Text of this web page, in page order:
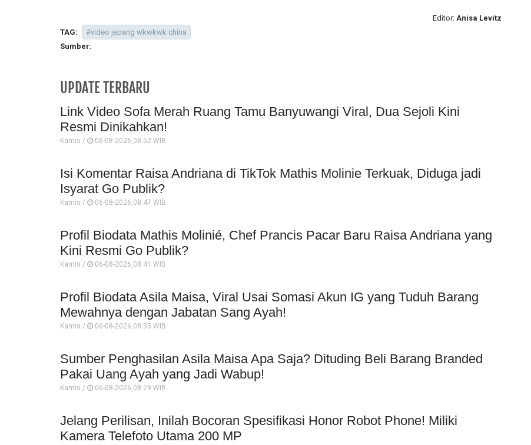
Editor: Anisa Levitz
TAG:
#video jepang wkwkwk china
Sumber:
UPDATE TERBARU
Link Video Sofa Merah Ruang Tamu Banyuwangi Viral, Dua Sejoli Kini
Resmi Dinikahkan!
Kamis / 06-08-2026,08:52 WIB
Isi Komentar Raisa Andriana di TikTok Mathis Molinie Terkuak, Diduga jadi
Isyarat Go Publik?
Kamis / 06-08-2026,08:47 WIB
Profil Biodata Mathis Molinié, Chef Prancis Pacar Baru Raisa Andriana yang
Kini Resmi Go Publik?
Kamis / 06-08-2026,08:41 WIB
Profil Biodata Asila Maisa, Viral Usai Somasi Akun IG yang Tuduh Barang
Mewahnya dengan Jabatan Sang Ayah!
Kamis / 06-08-2026,08:35 WIB
Sumber Penghasilan Asila Maisa Apa Saja? Dituding Beli Barang Branded
Pakai Uang Ayah yang Jadi Wabup!
Kamis / 06-08-2026,08:29 WIB
Jelang Perilisan, Inilah Bocoran Spesifikasi Honor Robot Phone! Miliki
Kamera Telefoto Utama 200 MP